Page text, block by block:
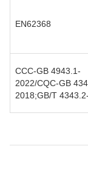
EN62368
CCC-GB 4943.1-
2022/CQC-GB
2018;GB/T